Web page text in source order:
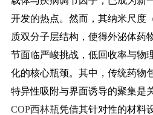
开发的热点。然而，其纳米尺度
质双分子层结构，使得外泌体药
节面临严峻挑战，低回收率与物
化的核心瓶颈。其中，传统药物
特异性吸附与界面诱导的聚集是
COP西林瓶凭借其针对性的材料